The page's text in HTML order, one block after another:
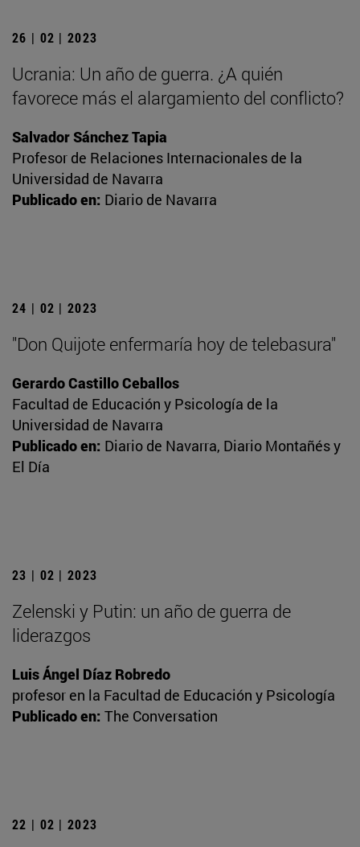
26 | 02 | 2023
Ucrania: Un año de guerra. ¿A quién
favorece más el alargamiento del conflicto?
Salvador Sánchez Tapia
Profesor de Relaciones Internacionales de la
Universidad de Navarra
Publicado en: Diario de Navarra
24 | 02 | 2023
"Don Quijote enfermaría hoy de telebasura"
Gerardo Castillo Ceballos
Facultad de Educación y Psicología de la
Universidad de Navarra
Publicado en: Diario de Navarra, Diario Montañés y
El Día
23 | 02 | 2023
Zelenski y Putin: un año de guerra de
liderazgos
Luis Ángel Díaz Robredo
profesor en la Facultad de Educación y Psicología
Publicado en: The Conversation
22 | 02 | 2023